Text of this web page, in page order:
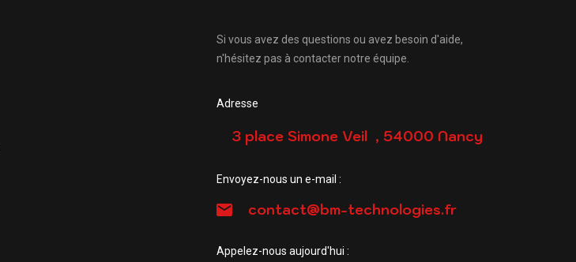
Si vous avez des questions ou avez besoin d'aide,
n'hésitez pas à contacter notre équipe.
Adresse
3 place Simone Veil , 54000 Nancy
Envoyez-nous un e-mail :
contact@bm-technologies.fr
Appelez-nous aujourd'hui :